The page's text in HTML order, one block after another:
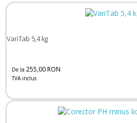
VariTab 5,4 kg
De la 255,00 RON
TVA inclus